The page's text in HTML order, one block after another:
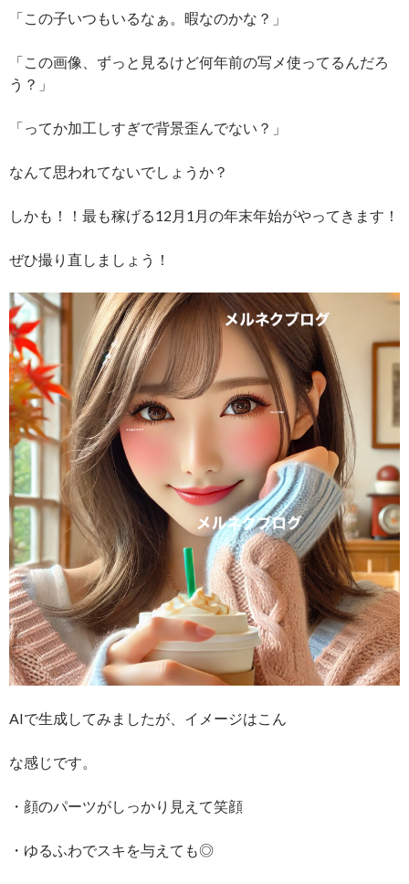
「この子いつもいるなぁ。暇なのかな？」
「この画像、ずっと見るけど何年前の写メ使ってるんだろ
う？」
「ってか加工しすぎで背景歪んでない？」
なんて思われてないでしょうか？
しかも！！最も稼げる12月1月の年末年始がやってきます！
ぜひ撮り直しましょう！
AIで生成してみましたが、イメージはこん
な感じです。
・顔のパーツがしっかり見えて笑顔
・ゆるふわでスキを与えても◎